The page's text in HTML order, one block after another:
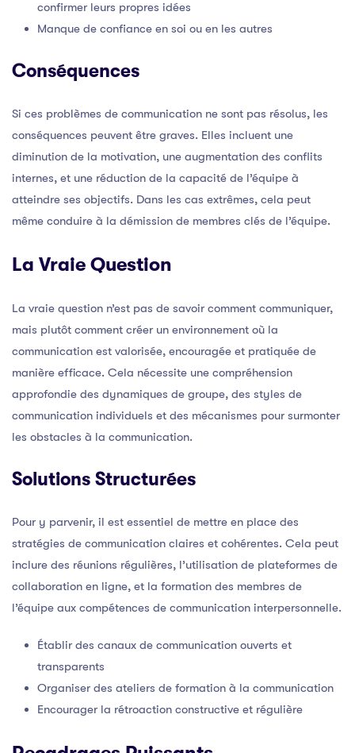
confirmer leurs propres idées
Manque de confiance en soi ou en les autres
Conséquences
Si ces problèmes de communication ne sont pas résolus, les
conséquences peuvent être graves. Elles incluent une
diminution de la motivation, une augmentation des conflits
internes, et une réduction de la capacité de l’équipe à
atteindre ses objectifs. Dans les cas extrêmes, cela peut
même conduire à la démission de membres clés de l’équipe.
La Vraie Question
La vraie question n’est pas de savoir comment communiquer,
mais plutôt comment créer un environnement où la
communication est valorisée, encouragée et pratiquée de
manière efficace. Cela nécessite une compréhension
approfondie des dynamiques de groupe, des styles de
communication individuels et des mécanismes pour surmonter
les obstacles à la communication.
Solutions Structurées
Pour y parvenir, il est essentiel de mettre en place des
stratégies de communication claires et cohérentes. Cela peut
inclure des réunions régulières, l’utilisation de plateformes de
collaboration en ligne, et la formation des membres de
l’équipe aux compétences de communication interpersonnelle.
Établir des canaux de communication ouverts et
transparents
Organiser des ateliers de formation à la communication
Encourager la rétroaction constructive et régulière